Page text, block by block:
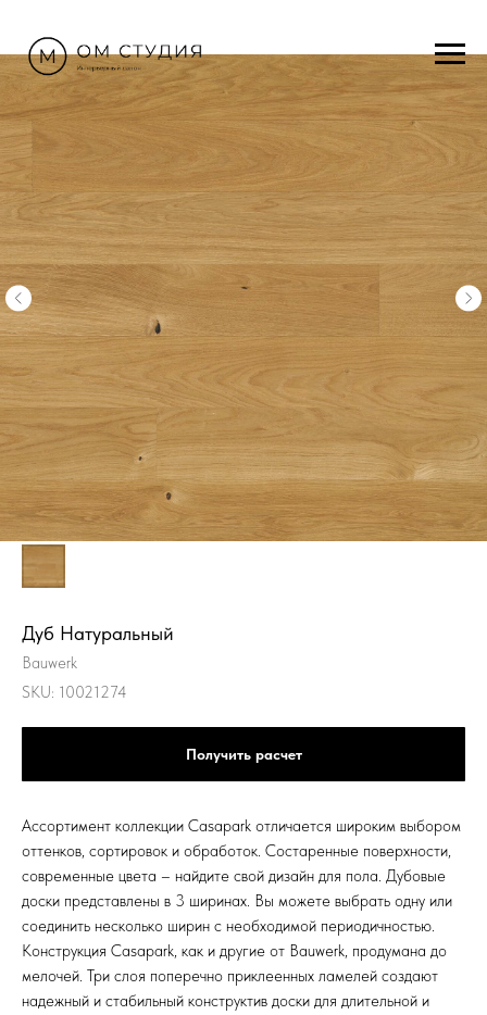
Дуб Натуральный
Bauwerk
SKU: 10021274
Получить расчет
Ассортимент коллекции Casapark отличается широким выбором
оттенков, сортировок и обработок. Состаренные поверхности,
современные цвета – найдите свой дизайн для пола. Дубовые
доски представлены в 3 ширинах. Вы можете выбрать одну или
соединить несколько ширин с необходимой периодичностью.
Конструкция Casapark, как и другие от Bauwerk, продумана до
мелочей. Три слоя поперечно приклеенных ламелей создают
надежный и стабильный конструктив доски для длительной и